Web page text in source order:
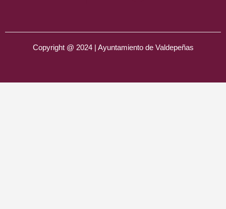
Copyright @ 2024 | Ayuntamiento de Valdepeñas